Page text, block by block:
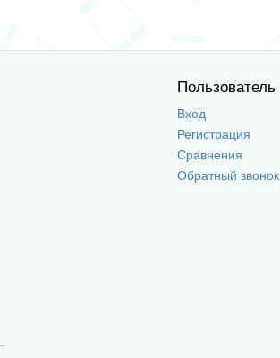
Пользователь
Вход
Регистрация
Сравнения
Обратный звонок